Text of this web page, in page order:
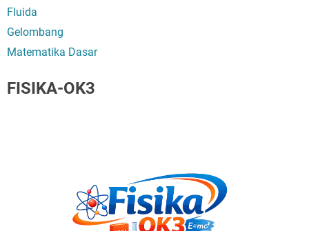
Fluida
Gelombang
Matematika Dasar
FISIKA-OK3